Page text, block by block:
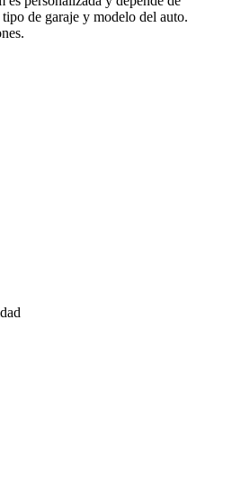
de garaje y modelo del auto.